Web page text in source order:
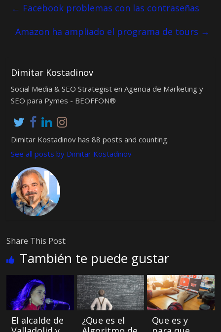
← Facebook problemas con las contraseñas
Amazon ha ampliado el programa de tours →
Dimitar Kostadinov
Social Media & SEO Strategist en Agencia de Marketing y
SEO para Pymes - BEOFFON®
Dimitar Kostadinov has 88 posts and counting.
See all posts by Dimitar Kostadinov
Share This Post:
También te puede gustar
El alcalde de
¿Que es el
Que es y